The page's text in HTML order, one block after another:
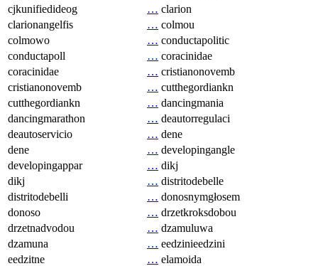
cjkunifiedideog
… clarion
clarionangelfis
… colmou
colmowo
… conductapolitic
conductapoll
… coracinidae
coracinidae
… cristianonovemb
cristianonovemb
… cutthegordiankn
cutthegordiankn
… dancingmania
dancingmarathon
… deautorregulaci
deautoservicio
… dene
dene
… developingangle
developingappar
… dikj
dikj
… distritodebelle
distritodebelli
… donosnymgłosem
donoso
… drzetkroksdobou
drzetnadvodou
… dzamuluwa
dzamuna
… eedzinieedzini
eedzitne
… elamoida